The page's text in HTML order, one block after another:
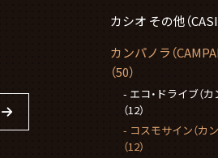
カシオ その他（
カンパノラ（
（50）
エコ・ドライブ（カ
（12）
コスモサイン（カ
（12）